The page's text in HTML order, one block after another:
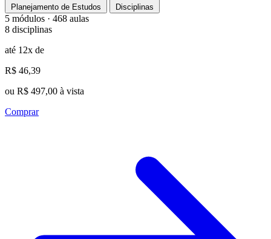
Planejamento de Estudos Disciplinas
5 módulos · 468 aulas
8 disciplinas
até 12x de
R$ 46,39
ou R$ 497,00 à vista
Comprar